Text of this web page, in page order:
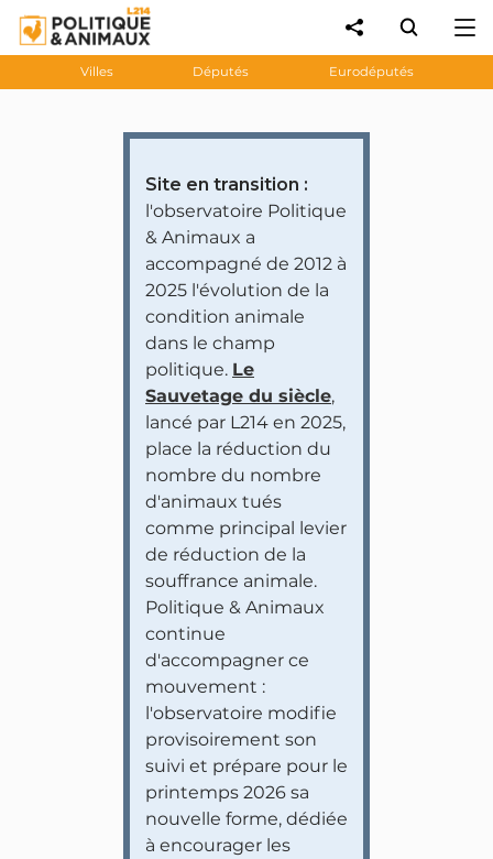
Villes Députés Eurodéputés
Site en transition :
l'observatoire Politique
& Animaux a
accompagné de 2012 à
2025 l'évolution de la
condition animale
dans le champ
politique. Le
Sauvetage du siècle,
lancé par L214 en 2025,
place la réduction du
nombre du nombre
d'animaux tués
comme principal levier
de réduction de la
souffrance animale.
Politique & Animaux
continue
d'accompagner ce
mouvement :
l'observatoire modifie
provisoirement son
suivi et prépare pour le
printemps 2026 sa
nouvelle forme, dédiée
à encourager les